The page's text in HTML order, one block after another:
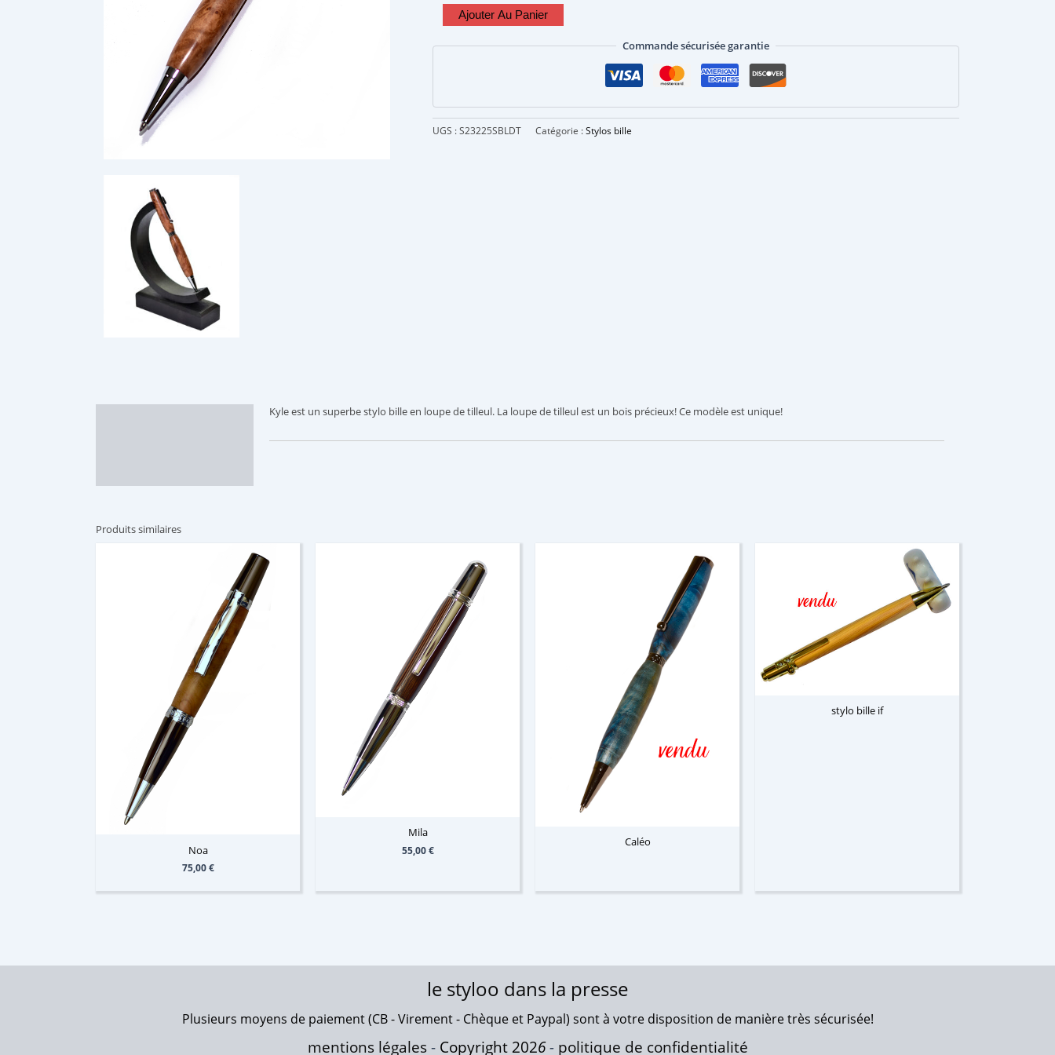
Ajouter Au Panier
Commande sécurisée garantie
UGS :S23225SBLDT Catégorie :Stylos bille
Kyle est un superbe stylo bille en loupe de tilleul. La loupe de tilleul est un bois précieux! Ce modèle est unique!
Produits similaires
Noa
75,00€
Mila
55,00€
Caléo
stylo bille if
le styloo dans la presse
Plusieurs moyens de paiement (CB - Virement - Chèque et Paypal) sont à votre disposition de manière très sécurisée!
mentions légales- Copyright 2026- politique de confidentialité